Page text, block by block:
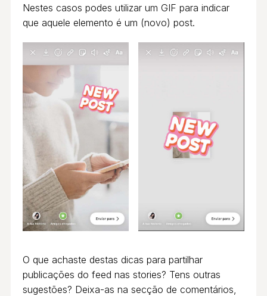
Nestes casos podes utilizar um GIF para indicar
que aquele elemento é um (novo) post.
O que achaste destas dicas para partilhar
publicações do feed nas stories? Tens outras
sugestões? Deixa-as na secção de comentários,